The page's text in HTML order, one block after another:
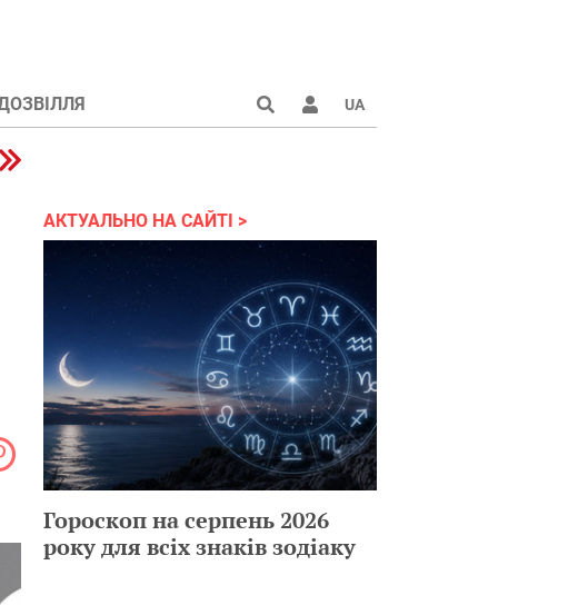
UA
Війна в Україні 2022
АКТУАЛЬНО НА САЙТІ
Гороскоп на серпень 2026
року для всіх знаків зодіаку